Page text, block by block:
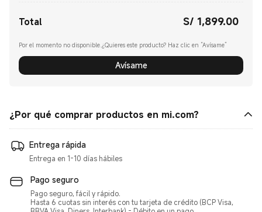
Total S/ 1,899.00
Por el momento no disponible.¿Quieres este producto? Haz clic en “Avísame”
Avísame
¿Por qué comprar productos en mi.com?
Entrega rápida
Entrega en 1-10 días hábiles
Pago seguro
Pago seguro, fácil y rápido.
Hasta 6 cuotas sin interés con tu tarjeta de crédito (BCP Visa,